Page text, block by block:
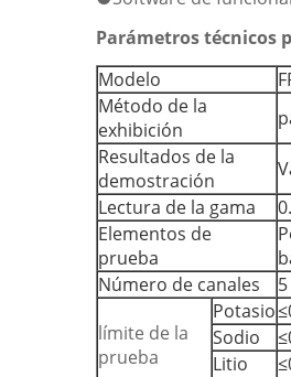
Parámetros técnicos
Modelo
Método de la
exhibición
Resultados de la
demostración
Lectura de la gama
Elementos de
prueba
Número de canales
5
límite de la
prueba
Potasio
Sodio
Litio